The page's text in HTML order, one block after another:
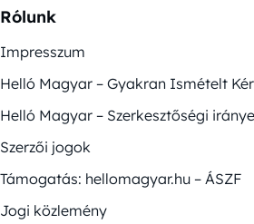
Rólunk
Impresszum
Helló Magyar – Gyakran Ismételt
Helló Magyar – Szerkesztőségi
Szerzői jogok
Támogatás: hellomagyar.hu – ÁSZF
Jogi közlemény